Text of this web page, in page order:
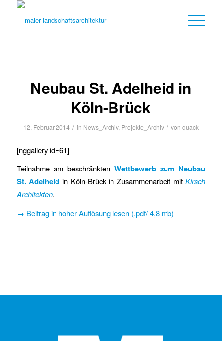
Neubau St. Adelheid in
Köln-Brück
12. Februar 2014 / in News_Archiv, Projekte_Archiv / von quack
[nggallery id=61]
Teilnahme am beschränkten Wettbewerb zum Neubau
St. Adelheid in Köln-Brück in Zusammenarbeit mitKirsch
Architekten.
→ Beitrag in hoher Auflösung lesen (.pdf/ 4,8 mb)